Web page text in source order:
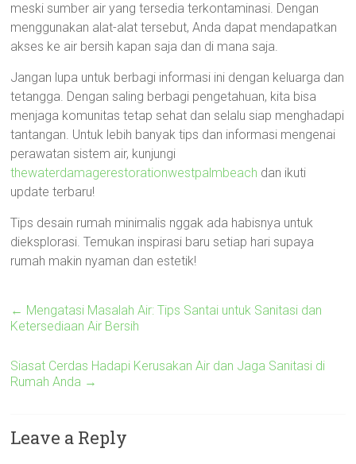
meski sumber air yang tersedia terkontaminasi. Dengan
menggunakan alat-alat tersebut, Anda dapat mendapatkan
akses ke air bersih kapan saja dan di mana saja.
Jangan lupa untuk berbagi informasi ini dengan keluarga dan
tetangga. Dengan saling berbagi pengetahuan, kita bisa
menjaga komunitas tetap sehat dan selalu siap menghadapi
tantangan. Untuk lebih banyak tips dan informasi mengenai
perawatan sistem air, kunjungi
thewaterdamagerestorationwestpalmbeach dan ikuti
update terbaru!
Tips desain rumah minimalis nggak ada habisnya untuk
dieksplorasi. Temukan inspirasi baru setiap hari supaya
rumah makin nyaman dan estetik!
← Mengatasi Masalah Air: Tips Santai untuk Sanitasi dan
Ketersediaan Air Bersih
Siasat Cerdas Hadapi Kerusakan Air dan Jaga Sanitasi di
Rumah Anda →
Leave a Reply